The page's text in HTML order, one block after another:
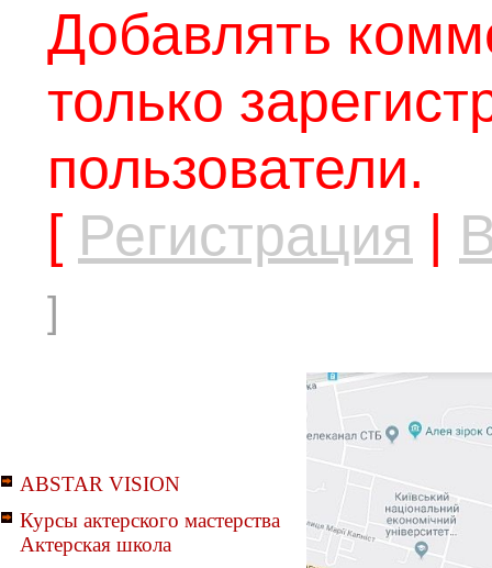
Добавлять
только
пользователи.
[ Регистрация |
]
ABSTAR VISION
Курсы актерского мастерства
Актерская школа